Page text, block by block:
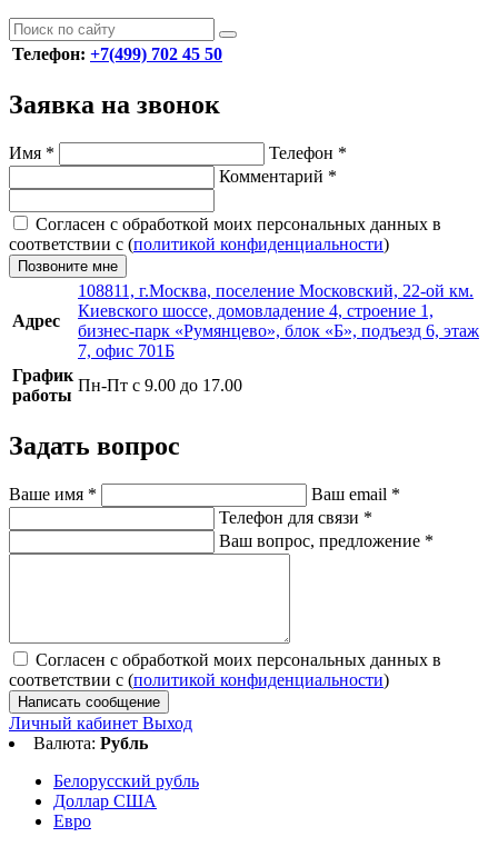
Телефон: +7(499) 702 45 50
Заявка на звонок
Имя * Телефон *
Комментарий *
Согласен с обработкой моих персональных данных в
соответствии с (политикой конфиденциальности)
Позвоните мне
Адрес
108811, г.Москва, поселение Московский, 22-ой км.
Киевского шоссе, домовладение 4, строение 1,
бизнес-парк «Румянцево», блок «Б», подъезд 6, этаж
7, офис 701Б
График
работы
Пн-Пт с 9.00 до 17.00
Задать вопрос
Ваше имя * Ваш email *
Телефон для связи *
Ваш вопрос, предложение *
Согласен с обработкой моих персональных данных в
соответствии с (политикой конфиденциальности)
Написать сообщение
Личный кабинет Выход
Валюта: Рубль
Белорусский рубль
Доллар США
Евро